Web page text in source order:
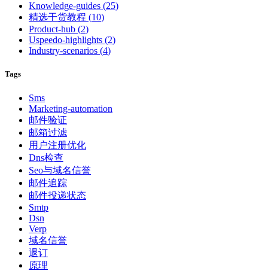
Knowledge-guides (25)
精选干货教程 (10)
Product-hub (2)
Uspeedo-highlights (2)
Industry-scenarios (4)
Tags
Sms
Marketing-automation
邮件验证
邮箱过滤
用户注册优化
Dns检查
Seo与域名信誉
邮件追踪
邮件投递状态
Smtp
Dsn
Verp
域名信誉
退订
原理